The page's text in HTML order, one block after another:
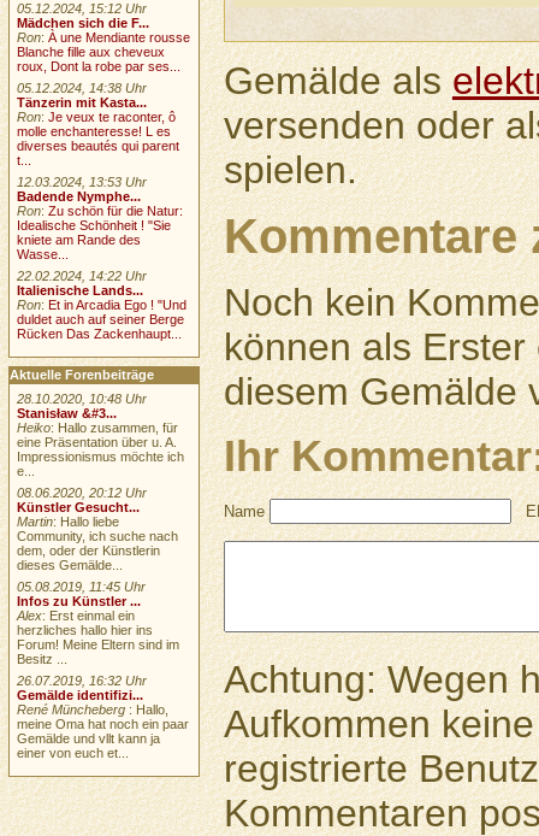
Gemälde als
versenden oder
spielen.
Kommentare
Noch kein
können als
diesem Gemälde
Ihr
Name
Achtung: Wegen
Aufkommen
registrierte
Kommentaren
05.12.2024, 15:12 Uhr
Mädchen sich die F...
Ron:À une Mendiante rousse
Blanche fille aux cheveux
roux, Dont la robe par ses...
05.12.2024, 14:38 Uhr
Tänzerin mit Kasta...
Ron:Je veux te raconter, ô
molle enchanteresse! L es
diverses beautés qui parent
t...
12.03.2024, 13:53 Uhr
Badende Nymphe...
Ron:Zu schön für die Natur:
Idealische Schönheit ! "Sie
kniete am Rande des
Wasse...
22.02.2024, 14:22 Uhr
Italienische Lands...
Ron:Et in Arcadia Ego ! "Und
duldet auch auf seiner Berge
Rücken Das Zackenhaupt...
Aktuelle Forenbeiträge
28.10.2020, 10:48 Uhr
Stanisław &#3...
Heiko: Hallo zusammen, für
eine Präsentation über u. A.
Impressionismus möchte ich
e...
08.06.2020, 20:12 Uhr
Künstler Gesucht...
Martin: Hallo liebe
Community, ich suche nach
dem, oder der Künstlerin
dieses Gemälde...
05.08.2019, 11:45 Uhr
Infos zu Künstler ...
Alex: Erst einmal ein
herzliches hallo hier ins
Forum! Meine Eltern sind im
Besitz ...
26.07.2019, 16:32 Uhr
Gemälde identifizi...
René Müncheberg : Hallo,
meine Oma hat noch ein paar
Gemälde und vllt kann ja
einer von euch et...